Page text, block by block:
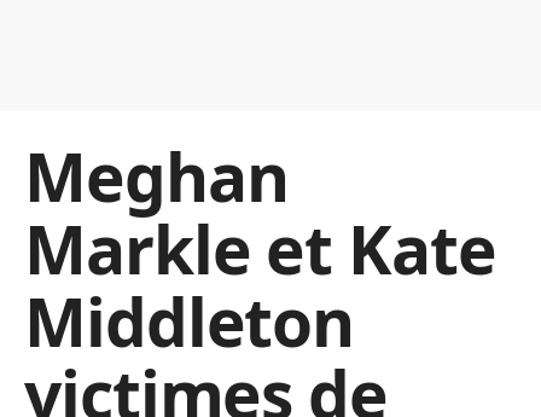
Meghan
Markle et Kate
Middleton
victimes de